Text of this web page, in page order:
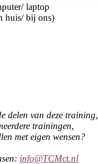
/ laptop
huis/ bij ons)
delen van deze training,
trainingen,
met eigen wensen?
info@TCMct.nl